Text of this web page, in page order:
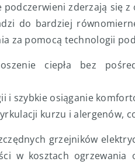
podczerwieni zderzają się
do bardziej
za pomocą technologii
ciepła bez
i szybkie osiąganie
kurzu i alergenów,
grzejników
w kosztach